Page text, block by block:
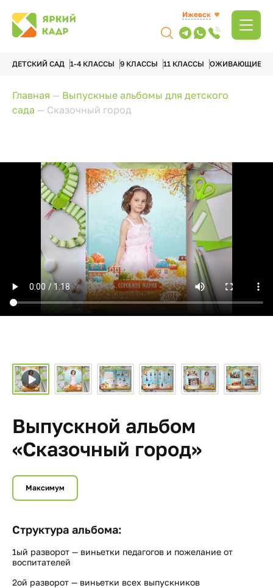
Ижевск
ДЕТСКИЙ САД 1-4 КЛАССЫ 9 КЛАССЫ 11 КЛАССЫ ОЖИВАЮЩИЕ
Главная — Выпускные альбомы для детского
сада — Сказочный город
Выпускной альбом
«Сказочный город»
Максимум
Структура альбома:
1ый разворот — виньетки педагогов и пожелание от
воспитателей
2ой разворот — виньетки всех выпускников